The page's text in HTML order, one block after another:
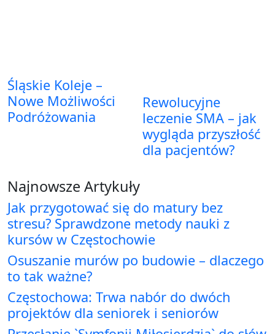
Śląskie Koleje –
Nowe Możliwości
Podróżowania
Rewolucyjne
leczenie SMA – jak
wygląda przyszłość
dla pacjentów?
Najnowsze Artykuły
Jak przygotować się do matury bez
stresu? Sprawdzone metody nauki z
kursów w Częstochowie
Osuszanie murów po budowie – dlaczego
to tak ważne?
Częstochowa: Trwa nabór do dwóch
projektów dla seniorek i seniorów